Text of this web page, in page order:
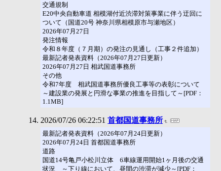
交通規制
E20中央自動車道 相模湖付近渋滞対策事業に伴う迂回に
ついて（国道20号 神奈川県相模原市与瀬地区）
2026年07月27日
発注情報
令和８年度（７月期）の発注の見通し（工事２件追加）
最新記者発表資料（2026年07月27日更新）
2026年07月27日 相武国道事務所
その他
令和7年度 相武国道事務所優良工事等の表彰について
～建設業の発展と円滑な事業の推進を目指して～[PDF：
1.1MB]
2026/07/26 06:22:51 首都国道事務所
最新記者発表資料（2026年07月24日更新）
2026年07月24日 首都国道事務所
道路
国道14号亀戸小松川立体 6車線運用開始1ヶ月後の交通
状況 ～下り線において、昼間の渋滞が減少～[PDF：